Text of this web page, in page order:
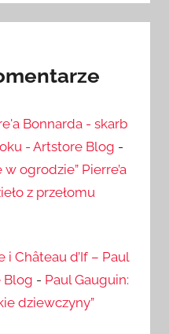
Bonnarda - skarb
- Artstore Blog -
ogrodzie” Pierre’a
z przełomu
i Château d’If – Paul
Blog - Paul Gauguin:
dziewczyny”